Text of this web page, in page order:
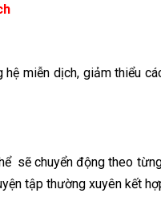
miễn dịch, giảm thiểu
sẽ chuyển động theo
tập thường xuyên kết